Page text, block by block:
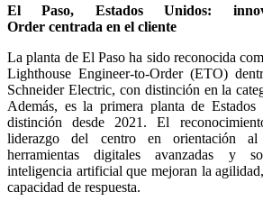
El Paso, Estados Unidos:
Order centrada en el cliente
La planta de El Paso ha sido reconocida
Lighthouse Engineer-to-Order (ETO)
Schneider Electric, con distinción en la
Además, es la primera planta de
distinción desde 2021. El
liderazgo del centro en orientación
herramientas digitales avanzadas y
inteligencia artificial que mejoran la
capacidad de respuesta.